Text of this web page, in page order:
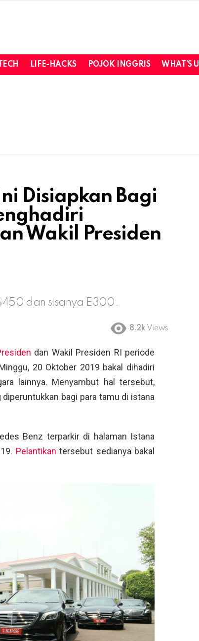
LIFE-HACKS POJOK INGGRIS WHAT’S
Disiapkan Bagi
Wakil Presiden
dan sisanya E300.
8.2k Views
dan Wakil Presiden RI periode
20 Oktober 2019 bakal dihadiri
lainnya. Menyambut hal tersebut,
bagi para tamu di istana
Benz terparkir di halaman Istana
Pelantikan tersebut sedianya bakal